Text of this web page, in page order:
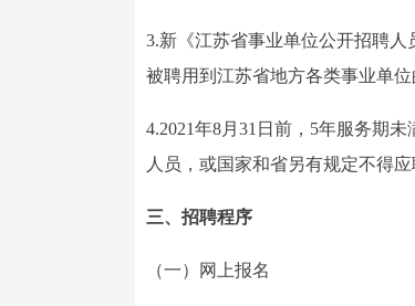
3.新《江苏省事业单位公开招聘人
被聘用到江苏省地方各类事业单位
4.2021年8月31日前，5年服务期
人员，或国家和省另有规定不得应
三、招聘程序
（一）网上报名